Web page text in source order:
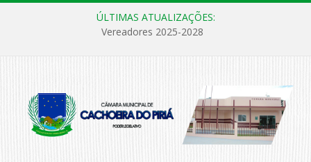
ÚLTIMAS ATUALIZAÇÕES:
Vereadores 2025-2028